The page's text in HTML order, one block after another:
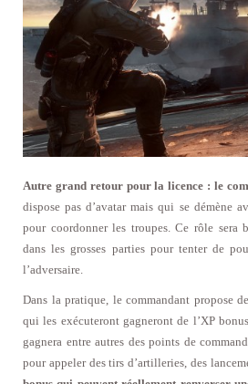
Autre grand retour pour la licence : le
dispose pas d’avatar mais qui se démène
pour coordonner les troupes. Ce rôle sera
dans les grosses parties pour tenter de
l’adversaire.
Dans la pratique, le commandant propose
qui les exécuteront gagneront de l’XP
gagnera entre autres des points de
pour appeler des tirs d’artilleries, des